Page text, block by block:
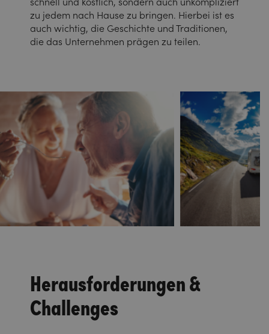
zu jedem nach Hause zu bringen. Hierbei ist es
auch wichtig, die Geschichte und Traditionen,
die das Unternehmen prägen zu teilen.
Herausforderungen &
Challenges